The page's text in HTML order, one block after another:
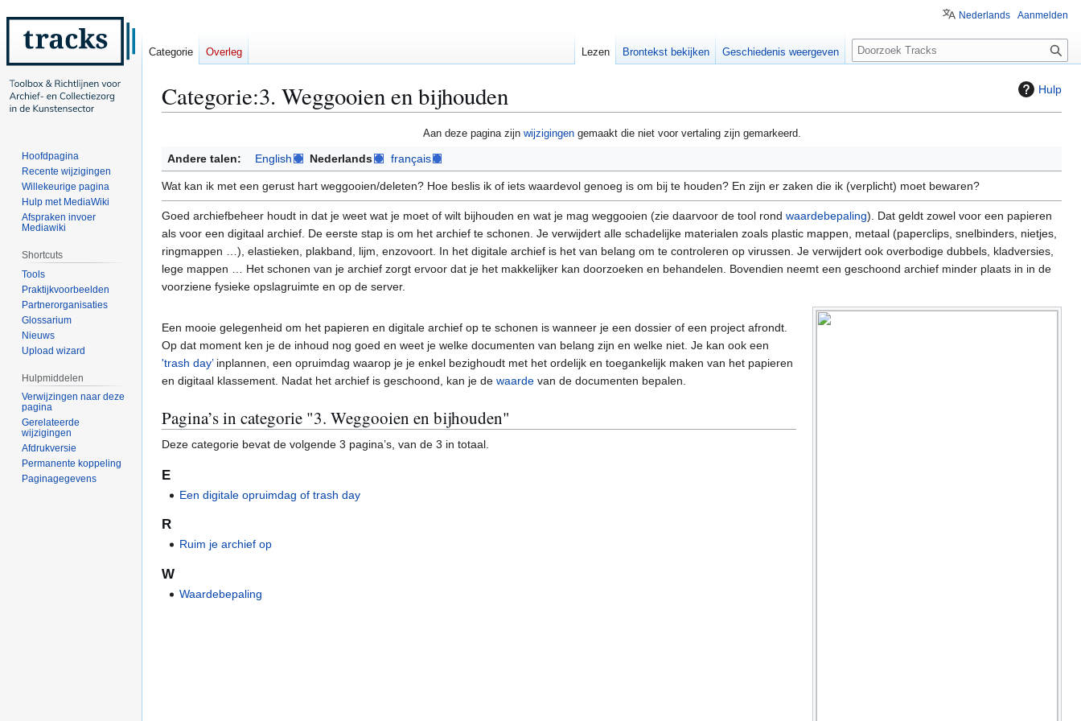
Hulp
Categorie:3. Weggooien en bijhouden
navigatie
springen
zoeken
springen
Aan deze pagina zijn wijzigingengemaakt die niet voor vertaling zijn gemarkeerd.
Andere talen: English Nederlands français
Wat kan ik met een gerust hart weggooien/deleten? Hoe beslis ik of iets waardevol genoeg is om bij te houden? En zijn er zaken die ik (verplicht) moet bewaren?
Goed archiefbeheer houdt in dat je weet wat je moet of wilt bijhouden en wat je mag weggooien (zie daarvoor de tool rond waardebepaling). Dat geldt zowel voor een papieren
als voor een digitaal archief. De eerste stap is om het archief te schonen. Je verwijdert alle schadelijke materialen zoals plastic mappen, metaal (paperclips, snelbinders, nietjes,
ringmappen …), elastieken, plakband, lijm, enzovoort. In het digitale archief is het van belang om te controleren op virussen. Je verwijdert ook overbodige dubbels, kladversies,
lege mappen … Het schonen van je archief zorgt ervoor dat je het makkelijker kan doorzoeken en behandelen. Bovendien neemt een geschoond archief minder plaats in in de
voorziene fysieke opslagruimte en op de server.
Een mooie gelegenheid om het papieren en digitale archief op te schonen is wanneer je een dossier of een project afrondt.
Op dat moment ken je de inhoud nog goed en weet je welke documenten van belang zijn en welke niet. Je kan ook een
'trash day’inplannen, een opruimdag waarop je je enkel bezighoudt met het ordelijk en toegankelijk maken van het papieren
en digitaal klassement. Nadat het archief is geschoond, kan je de waarde van de documenten bepalen.
Pagina’s in categorie "3. Weggooien en bijhouden"
Deze categorie bevat de volgende 3 pagina’s, van de 3 in totaal.
E
Een digitale opruimdag of trash day
R
Ruim je archief op
W
Waardebepaling
Nederlands Aanmelden
Categorie Overleg Lezen Brontekst bekijken Geschiedenis weergeven
Z
o
e
Hoofdpagina
Recente wijzigingen
Willekeurige pagina
Hulp met MediaWiki
Afspraken invoer
Mediawiki
Shortcuts
Tools
Praktijkvoorbeelden
Partnerorganisaties
Glossarium
Nieuws
Upload wizard
Hulpmiddelen
Verwijzingen naar deze
pagina
Gerelateerde
wijzigingen
Afdrukversie
Permanente koppeling
Paginagegevens